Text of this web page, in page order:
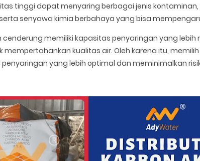
tinggi dapat menyaring berbagai jenis
senyawa kimia berbahaya yang bisa
cenderung memiliki kapasitas penyaringan yang lebih
mempertahankan kualitas air. Oleh karena itu,
yang lebih optimal dan meminimalkan